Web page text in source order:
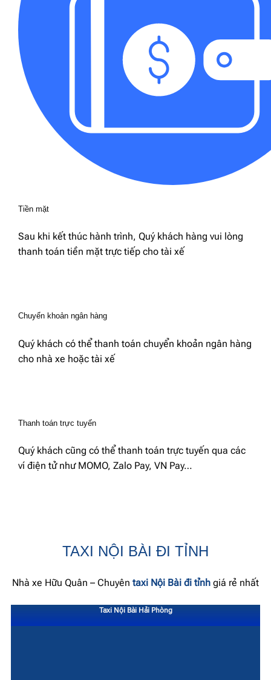
Tiền mặt
Sau khi kết thúc hành trình, Quý khách hàng vui lòng
thanh toán tiền mặt trực tiếp cho tài xế
Chuyển khoản ngân hàng
Quý khách có thể thanh toán chuyển khoản ngân hàng
cho nhà xe hoặc tài xế
Thanh toán trực tuyến
Quý khách cũng có thể thanh toán trực tuyến qua các
ví điện tử như MOMO, Zalo Pay, VN Pay…
TAXI NỘI BÀI ĐI TỈNH
Nhà xe Hữu Quân – Chuyên taxi Nội Bài đi tỉnh giá rẻ nhất
Taxi Nội Bài Hải Phòng